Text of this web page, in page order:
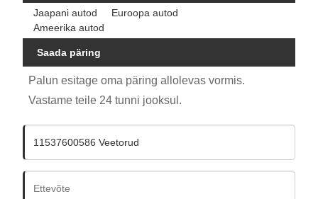
Jaapani autod
Euroopa autod
Ameerika autod
Saada päring
Palun esitage oma päring allolevas vormis.
Vastame teile 24 tunni jooksul.